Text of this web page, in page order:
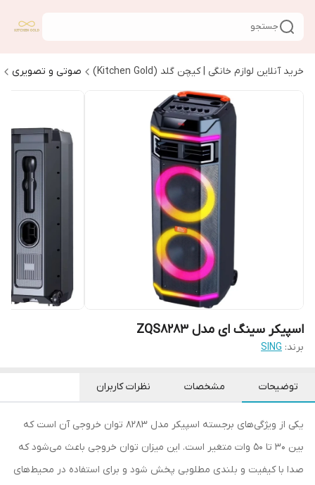
جستجو
خرید آنلاین لوازم خانگی | کیچن گلد (Kitchen Gold) صوتی و تصویری
اسپیکر سینگ ای مدل ZQS8283
برند: SING
توضیحات مشخصات نظرات کاربران
یکی از ویژگی‌های برجسته اسپیکر مدل 8283 توان خروجی آن است که
بین 30 تا 50 وات متغیر است. این میزان توان خروجی باعث می‌شود که
صدا با کیفیت و بلندی مطلوبی پخش شود و برای استفاده در محیط‌های